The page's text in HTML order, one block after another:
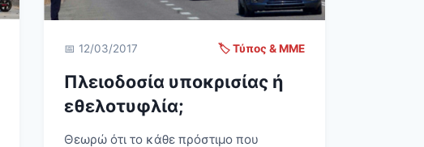
📅 12/03/2017 🏷️ Τύπος & ΜΜΕ
Πλειοδοσία υποκρισίας ή
εθελοτυφλία;
Θεωρώ ότι το κάθε πρόστιμο που